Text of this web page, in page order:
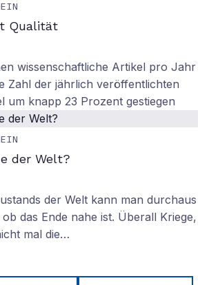
Qualität
wissenschaftliche Artikel pro Jahr
Zahl der jährlich veröffentlichten
um knapp 23 Prozent gestiegen
der Welt?
der Welt kann man durchaus
das Ende nahe ist. Überall Kriege,
mal die…